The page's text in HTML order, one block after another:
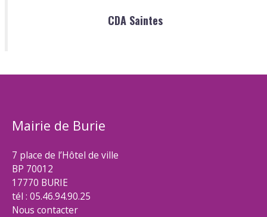
CDA Saintes
Mairie de Burie
7 place de l’Hôtel de ville
BP 70012
17770 BURIE
tél : 05.46.94.90.25
Nous contacter